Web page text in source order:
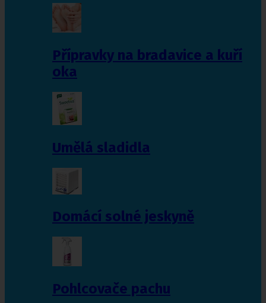
Přípravky na bradavice a kuří
oka
Umělá sladidla
Domácí solné jeskyně
Pohlcovače pachu